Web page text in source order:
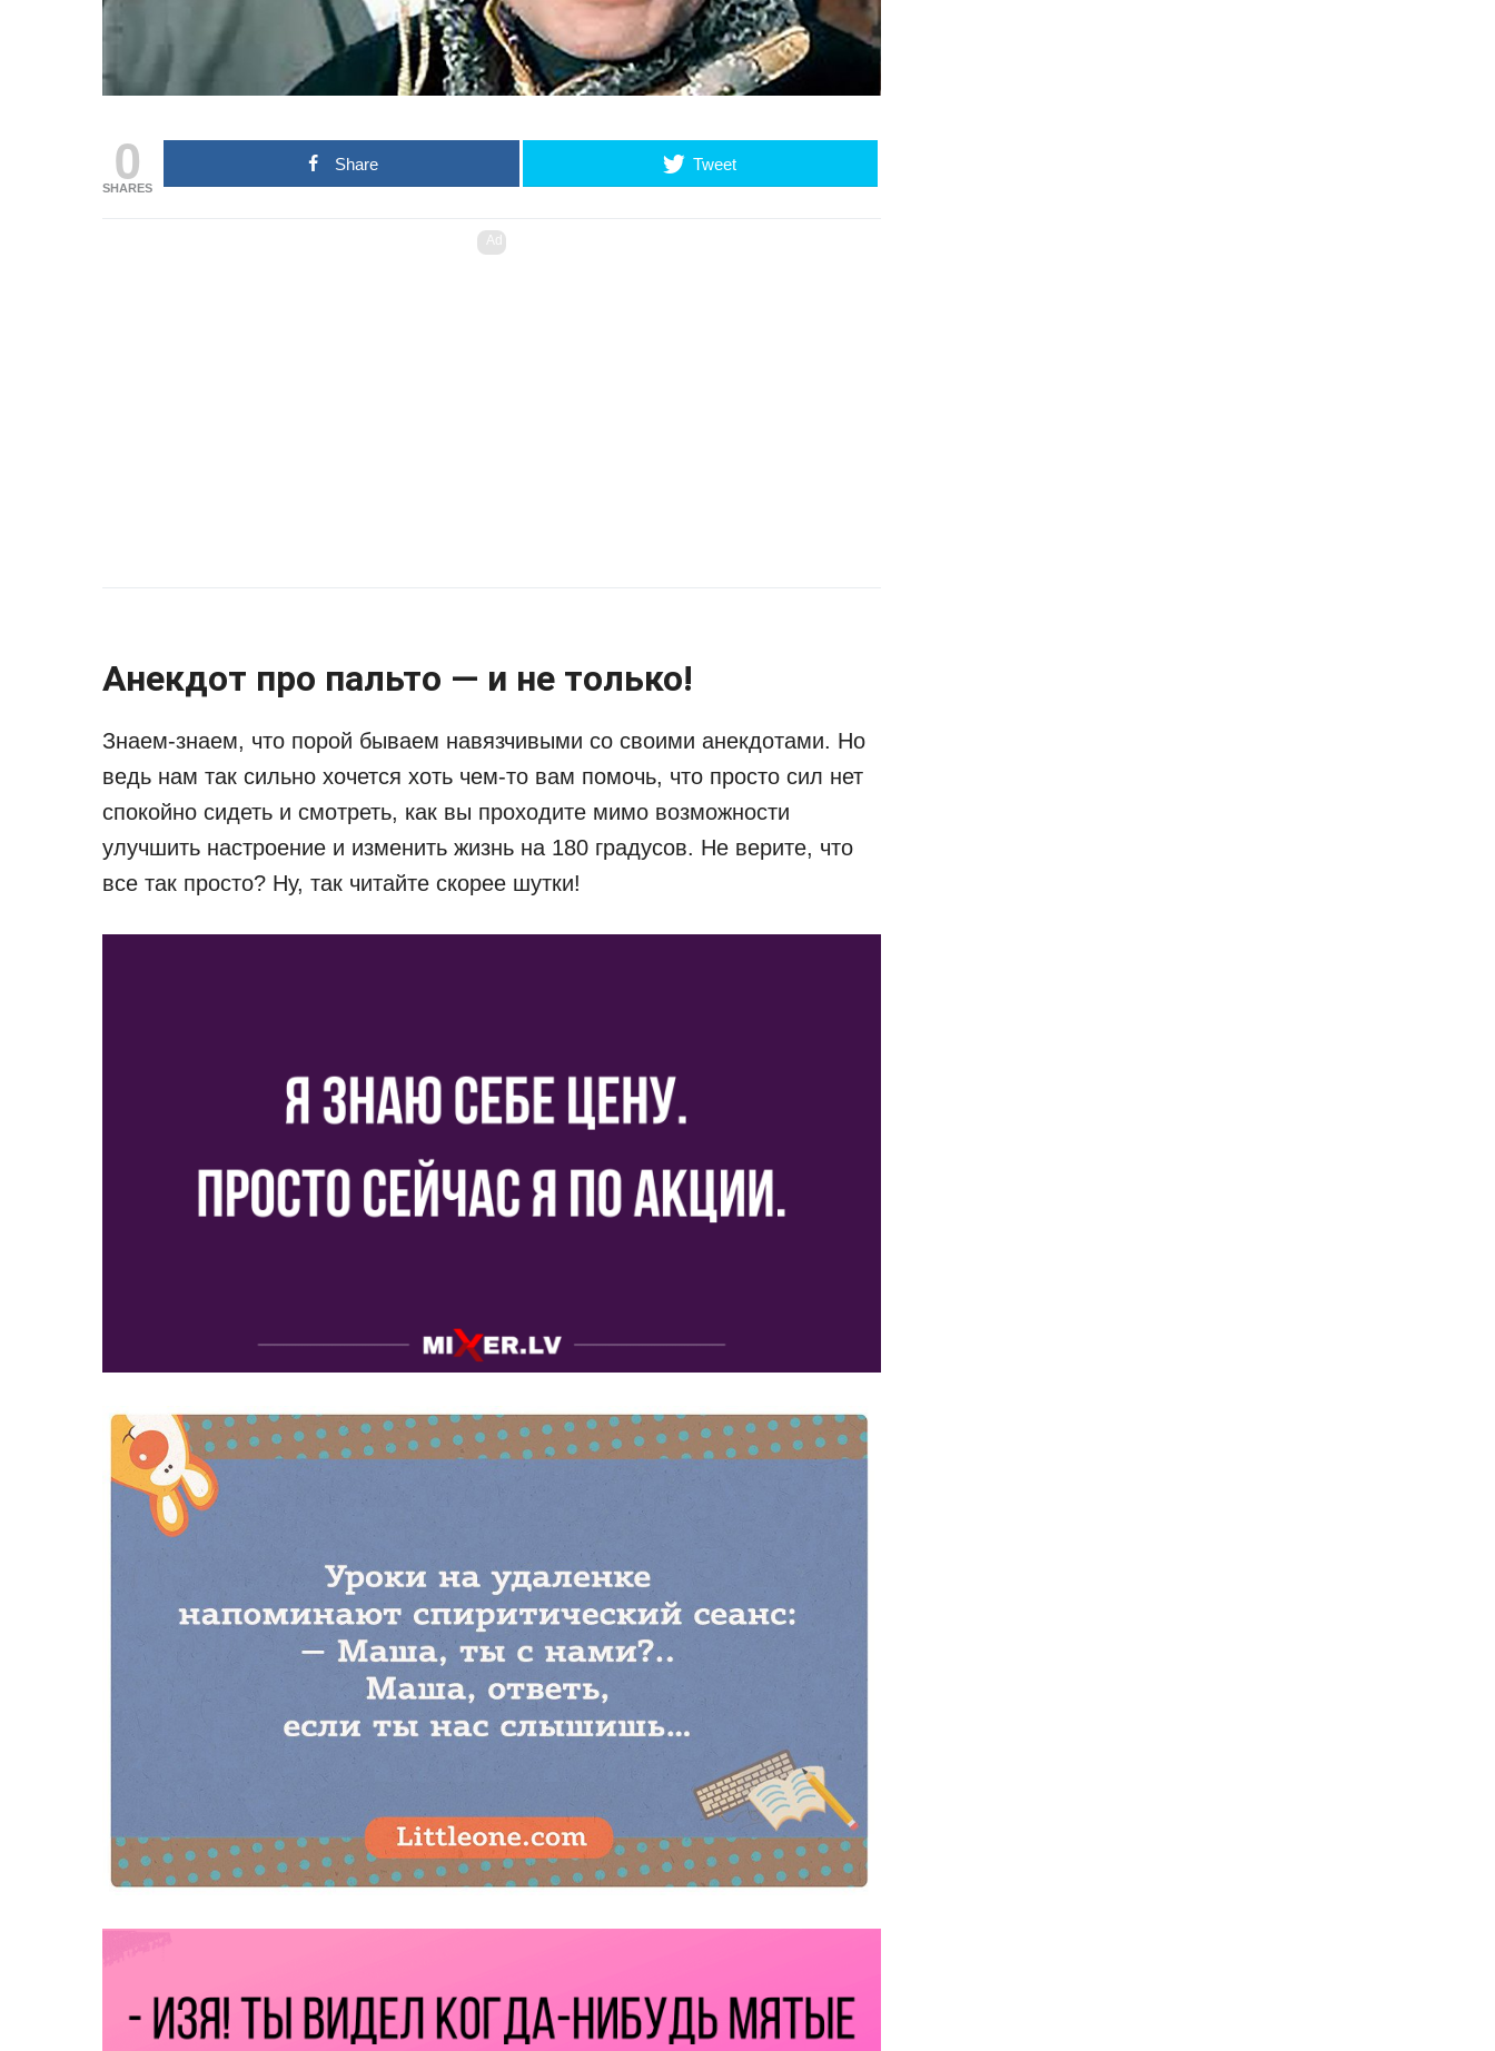
0
SHARES
Share Tweet
Ad
Анекдот про пальто — и не только!
Знаем-знаем, что порой бываем навязчивыми со своими анекдотами. Но
ведь нам так сильно хочется хоть чем-то вам помочь, что просто сил нет
спокойно сидеть и смотреть, как вы проходите мимо возможности
улучшить настроение и изменить жизнь на 180 градусов. Не верите, что
все так просто? Ну, так читайте скорее шутки!